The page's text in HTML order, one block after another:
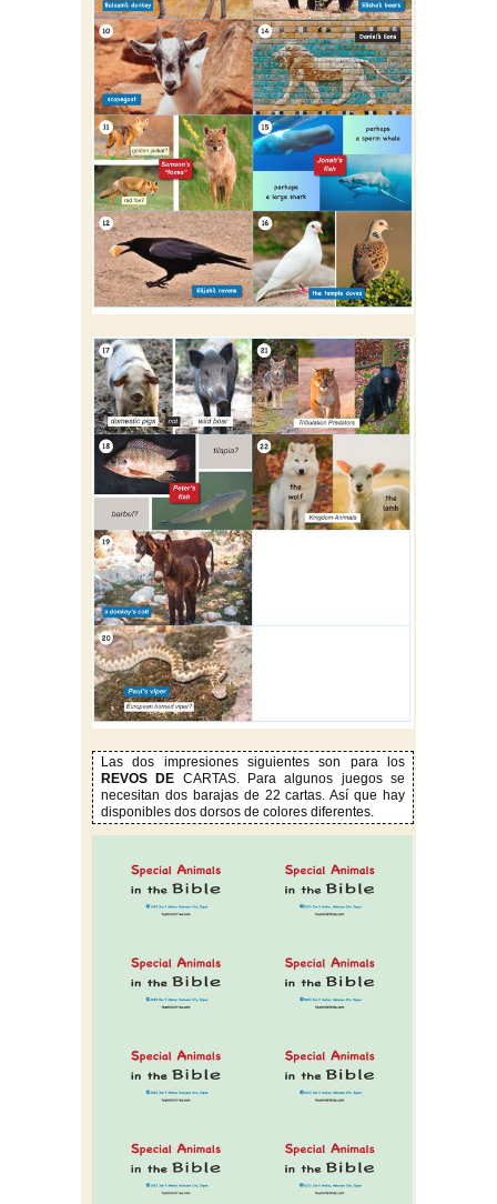
Las dos impresiones siguientes son para los
REVOS DE CARTAS. Para algunos juegos se
necesitan dos barajas de 22 cartas. Así que hay
disponibles dos dorsos de colores diferentes.